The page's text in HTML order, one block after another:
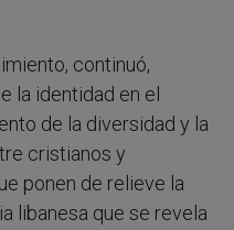
continuó,
la identidad en el
de la diversidad y la
cristianos y
ponen de relieve la
libanesa que se revela